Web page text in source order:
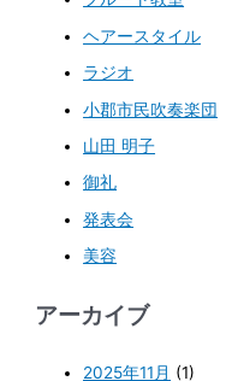
ヘアースタイル
ラジオ
小郡市民吹奏楽団
山田 明子
御礼
発表会
美容
アーカイブ
2025年11月 (1)